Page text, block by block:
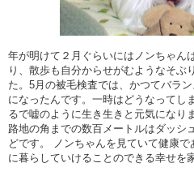
年が明けて２月ぐらいにはノンちゃん
り、散歩も自分からせがむようなそぶ
た。5月の被毛検査では、かつてバラ
になったんです。一時はどうなってし
るで嘘のように生き生きと元気になり
路地の角までの数百メートルはダッシ
どです。 ノンちゃんを見ていて健康
に暮らしていけることのできる幸せを